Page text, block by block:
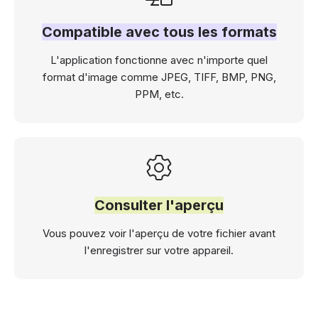
Compatible avec tous les formats
L'application fonctionne avec n'importe quel
format d'image comme JPEG, TIFF, BMP, PNG,
PPM, etc.
Consulter l'aperçu
Vous pouvez voir l'aperçu de votre fichier avant
l'enregistrer sur votre appareil.